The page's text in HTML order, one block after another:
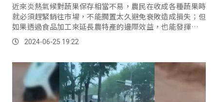
近來炎熱氣候對蔬果保存相當不易，農民在收成各種蔬果時
就必須趕緊銷往市場，不能擱置太久避免衰敗造成損失；但
如果透過食品加工來延長農特產的邊際效益，也能發揮更好
的經濟價值、減少氣候帶來的損失，課程講師就以水蜜桃為
例，讓大家了解食品加工的好處。
2024-06-25 19:22